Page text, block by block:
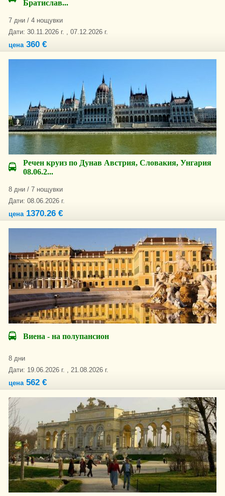
Братислав...
7 дни / 4 нощувки
Дати: 30.11.2026 г. , 07.12.2026 г.
цена360 €
Речен круиз по Дунав Австрия, Словакия, Унгария
08.06.2...
8 дни / 7 нощувки
Дати: 08.06.2026 г.
цена1370.26 €
Виена - на полупансион
8 дни
Дати: 19.06.2026 г. , 21.08.2026 г.
цена562 €